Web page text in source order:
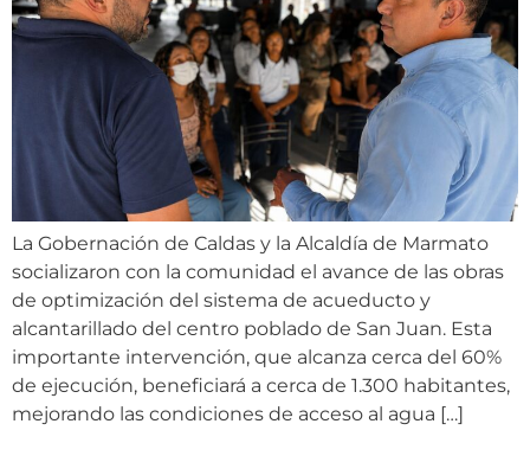
La Gobernación de Caldas y la Alcaldía de Marmato
socializaron con la comunidad el avance de las obras
de optimización del sistema de acueducto y
alcantarillado del centro poblado de San Juan. Esta
importante intervención, que alcanza cerca del 60%
de ejecución, beneficiará a cerca de 1.300 habitantes,
mejorando las condiciones de acceso al agua […]